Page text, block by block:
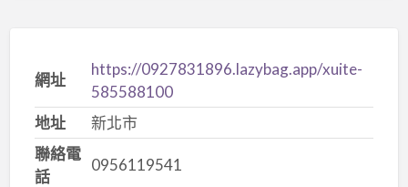
網址
https://0927831896.lazybag.app/xuite-
585588100
地址
新北市
聯絡電
話
0956119541